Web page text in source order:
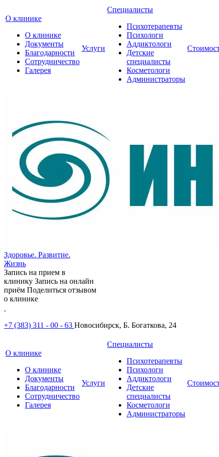
О клинике
О клинике
Документы
Благодарности
Сотрудничество
Галерея
Услуги
Специалисты
Психотерапевты
Психологи
Аддиктологи
Детские
специалисты
Косметологи
Администраторы
Здоровье. Развитие.
Жизнь
Запись на прием в
клинику Запись на онлайн
приём Поделиться отзывом
о клинике
+7 (383) 311 - 00 - 63 Новосибирск, Б. Богаткова, 24
О клинике
О клинике
Документы
Благодарности
Сотрудничество
Галерея
Услуги
Специалисты
Психотерапевты
Психологи
Аддиктологи
Детские
специалисты
Косметологи
Администраторы